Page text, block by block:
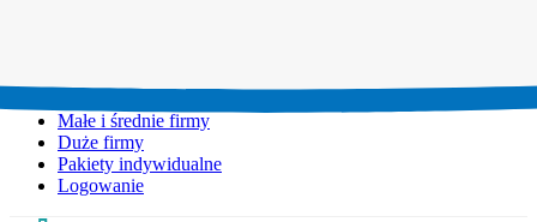
Małe i średnie firmy
Duże firmy
Pakiety indywidualne
Logowanie